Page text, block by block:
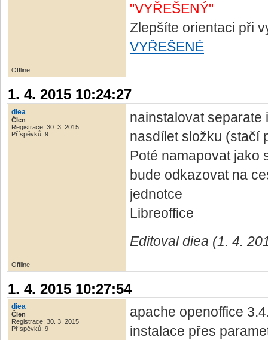
"VYŘEŠENÝ"
Zlepšíte orientaci při
VYŘEŠENÉ
Offline
1. 4. 2015 10:24:27
diea
Člen
Registrace: 30. 3. 2015
Příspěvků: 9
nainstalovat separate
nasdílet složku (stačí
Poté namapovat jako
bude odkazovat na
jednotce
Libreoffice
Editoval diea (1. 4.
Offline
1. 4. 2015 10:27:54
diea
Člen
Registrace: 30. 3. 2015
Příspěvků: 9
apache openoffice
instalace přes